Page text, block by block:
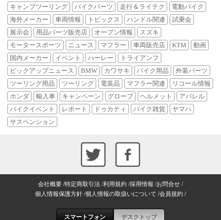
キャンプツーリング バイクパーツ 走行＆ライテク
電動バイク
海外メーカー
車両情報 トピックス ハンドル関連
試乗会
展示会
用品パーツ販売店 オープン情報
スズキ
モータースポーツ
ニュース マフラー 車両販売店 KTM
動画
国内メーカー
イベント ハーレー
トライアンフ
ピックアップニュース
BMW カワサキ バイク用品
外装パーツ
ツーリング用品
ツーリング 電装品 マフラー関連
リコール情報
ホンダ
輸入車 キャンペーン グローブ ヘルメット
アパレル
バイクイベント
レポート ドゥカティ バイク雑貨
ヤマハ
サスペンション
会社概要 特定商取引法 利用規約 採用情報 お問合せ
個人情報保護方針 個人情報の取扱いについて 会員規約
スマートフォン デスクトップ